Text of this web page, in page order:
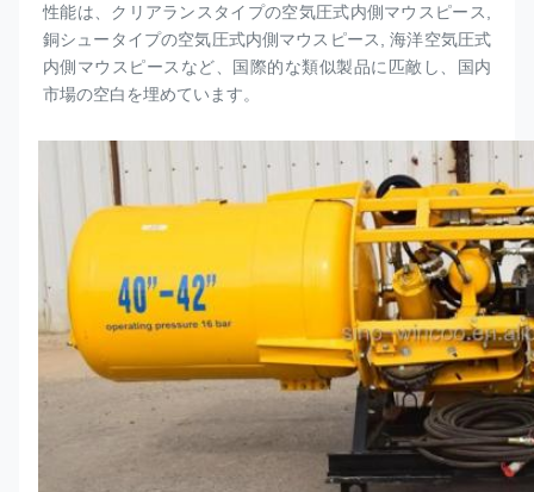
性能は、クリアランスタイプの空気圧式内側マウスピース
銅シュータイプの空気圧式内側マウスピース
, 海洋空気圧式
内側マウスピース など、国際的な類似製品に匹敵し、国内
市場の空白を埋めています。